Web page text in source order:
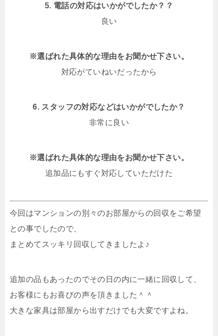
5. 電話の対応はいかがでしたか？？
良い
※選ばれた具体的な理由をお聞かせ下さい。
対応がていねいだったから
6. スタッフの対応などはいかがでしたか？
非常に良い
※選ばれた具体的な理由をお聞かせ下さい。
追加品にもすぐ対応していただけた
今回はマンションの別々のお部屋からの回収をご希望
との事でしたので、
まとめてスッキリ回収してきましたよ♪
追加の品もあったのでその日の内に一緒に回収して、
お客様にもお喜びの声を頂きました＾＾
大きな家具は部屋から出すだけでも大変ですよね。